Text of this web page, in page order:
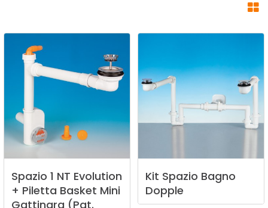
Spazio 1 NT Evolution
+ Piletta Basket Mini
Gattinara (Pat.
Kit Spazio Bagno
Dopple